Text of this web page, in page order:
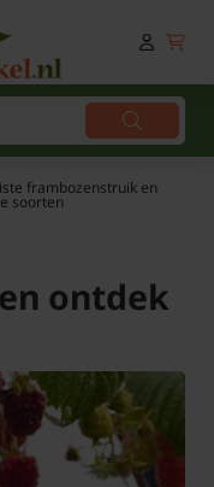
frambozenstruik en
soorten
ontdek